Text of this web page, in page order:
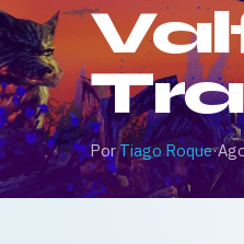
PorTiago Roque·